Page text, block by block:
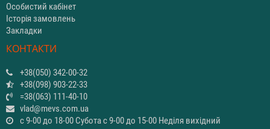
Особистий кабінет
Історія замовлень
Закладки
КОНТАКТИ
+38(050) 342-00-32
+38(098) 903-22-33
=38(063) 111-40-10
vlad@mevs.com.ua
с 9-00 до 18-00 Субота с 9-00 до 15-00 Неділя вихідний